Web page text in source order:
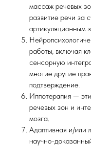
массаж речевых
развитие речи за
артикуляционным
работы, включая
сенсорную
многие другие
подтверждение.
Иппотерапия —
речевых зон и
мозга.
Адаптивная и/или
научно-